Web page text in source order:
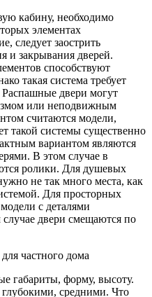
кабину, необходимо
элементах
следует заострить
и закрывания дверей.
способствуют
такая система требует
двери могут
или неподвижным
считаются модели,
такой системы существенно
вариантом являются
В этом случае в
ролики. Для душевых
не так много места, как
Для просторных
с деталями
двери смещаются по
габариты, форму, высоту.
средними. Что